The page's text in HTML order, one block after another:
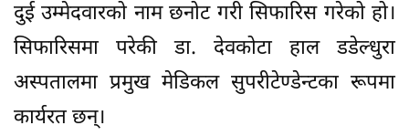
दुई उम्मेदवारको नाम छनोट गरी सिफारिस गरेको हो।
सिफारिसमा परेकी डा. देवकोटा हाल डडेल्धुरा
अस्पतालमा प्रमुख मेडिकल सुपरीटेण्डेन्टका रूपमा
कार्यरत छन्।